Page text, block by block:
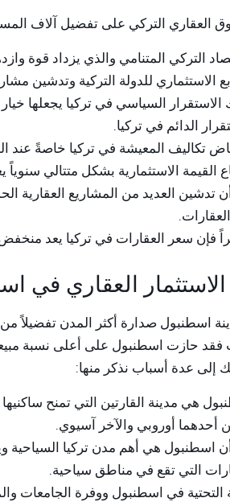
العقاري التركي على تفضيل آلاف
التركي المتنامي والذي يزداد قوة
الاستثماري للدولة التركية وتدشين
الاستقرار السياسي في تركيا يجعلها
الدائم في تركيا.
تكاليف المعيشة في تركيا خاصةً عند
القيمة الاستثمارية بشكل متتالي
تدشين العديد من المشاريع العقارية
فإن سعر العقارات في تركيا يعد منخفض
الاستثمار العقاري في
اسطنبول صدارة أكثر المدن تفضيلاً
فقد حازت اسطنبول على أعلى نسبة
إلى عدة أسباب نذكر منها:
هي مدينة القارتين التي تمنح
أحدهما أوروبي والآخر آسيوي.
اسطنبول هي أهم مدن تركيا السياحية
التي تقع في مناطق سياحية.
التحتية في اسطنبول ووفرة الجامعات